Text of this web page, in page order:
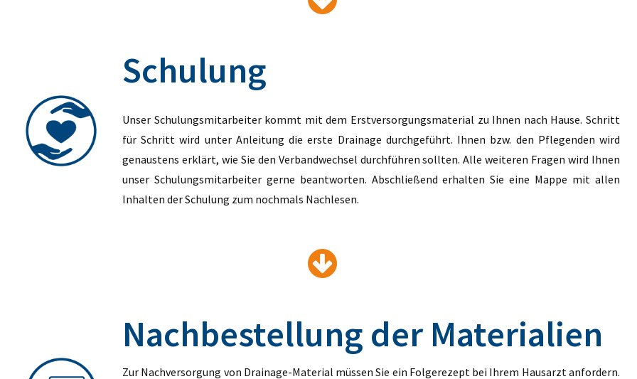
Schulung
Unser Schulungsmitarbeiter kommt mit dem Erstversorgungsmaterial zu Ihnen nach Hause. Schritt
für Schritt wird unter Anleitung die erste Drainage durchgeführt. Ihnen bzw. den Pflegenden wird
genaustens erklärt, wie Sie den Verbandwechsel durchführen sollten. Alle weiteren Fragen wird Ihnen
unser Schulungsmitarbeiter gerne beantworten. Abschließend erhalten Sie eine Mappe mit allen
Inhalten der Schulung zum nochmals Nachlesen.
Nachbestellung der Materialien
Zur Nachversorgung von Drainage-Material müssen Sie ein Folgerezept bei Ihrem Hausarzt anfordern.